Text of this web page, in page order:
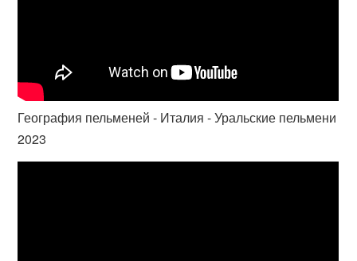
География пельменей - Италия - Уральские пельмени
2023